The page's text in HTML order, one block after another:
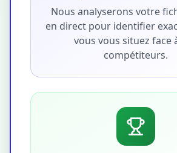
Nous analyserons votre
en direct pour identifier
vous vous situez face
compétiteurs.